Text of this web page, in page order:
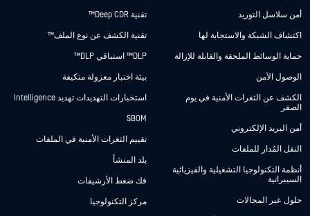
أمن سلاسل التوريد
اكتشاف الشبكة والاستجابة لها
حماية الوسائط الملحقة والقابلة للإزالة
الوصول الآمن
الكشف عن الثغرات الأمنية في يوم
الصفر
أمن البريد الإلكتروني
النقل المُدار للملفات
أنظمة التكنولوجيا التشغيلية والفيزيائية
السيبرانية
حلول عبر المجالات
تقنية Deep CDR™
تقنية الكشف عن نوع الملف™
DLP™ استباقي DLP™
بيئة اختبار معزولة متكيفة
استخبارات التهديدات تهديد Intelligence
SBOM
تقييم الثغرات الأمنية في الملفات
بلد المنشأ
فك ضغط الأرشيفات
مركز التكنولوجيا